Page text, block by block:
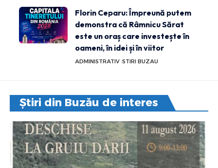
Florin Ceparu: Împreună putem
demonstra că Râmnicu Sărat
este un oraș care investește în
oameni, în idei și în viitor
ADMINISTRATIV STIRI BUZAU
Știri din Buzău de interes